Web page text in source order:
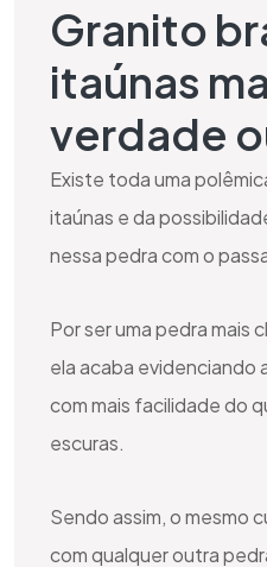
Granito branco
itaúnas
verdade
Existe toda uma
itaúnas e da
nessa pedra com o
Por ser uma pedra mais
ela acaba evidenciando
com mais facilidade do
escuras.
Sendo assim, o mesmo
com qualquer outra